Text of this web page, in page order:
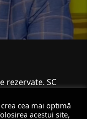
rezervate. SC
cea mai optimă
acestui site,